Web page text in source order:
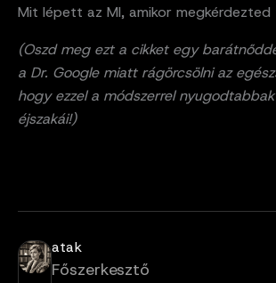
Mit lépett az MI, amikor megkérdezted
(Oszd meg ezt a cikket egy
a Dr. Google miatt rágörcsölni az
hogy ezzel a módszerrel
éjszakái!)
atak
Főszerkesztő